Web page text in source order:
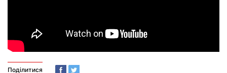
Поділитися